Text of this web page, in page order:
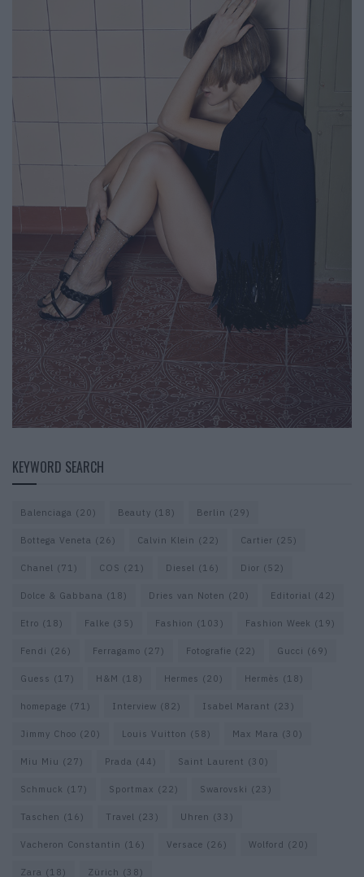
KEYWORD SEARCH
Balenciaga (20) Beauty (18) Berlin (29)
Bottega Veneta (26) Calvin Klein (22) Cartier (25)
Chanel (71) COS (21) Diesel (16) Dior (52)
Dolce & Gabbana (18) Dries van Noten (20) Editorial (42)
Etro (18) Falke (35) Fashion (103) Fashion Week (19)
Fendi (26) Ferragamo (27) Fotografie (22) Gucci (69)
Guess (17) H&M (18) Hermes (20) Hermès (18)
homepage (71) Interview (82) Isabel Marant (23)
Jimmy Choo (20) Louis Vuitton (58) Max Mara (30)
Miu Miu (27) Prada (44) Saint Laurent (30)
Schmuck (17) Sportmax (22) Swarovski (23)
Taschen (16) Travel (23) Uhren (33)
Vacheron Constantin (16) Versace (26) Wolford (20)
Zara (18) Zürich (38)